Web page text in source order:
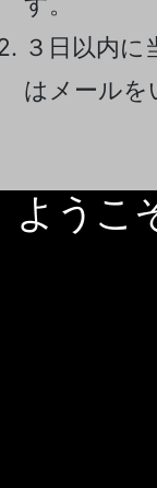
３日以内に
はメールを
ようこ